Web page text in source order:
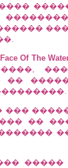
Of The
��
���
��